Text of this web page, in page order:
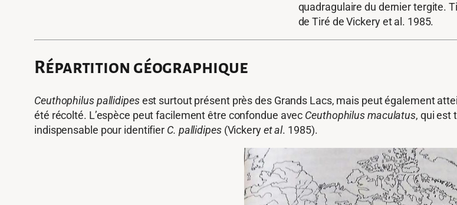
quadragulaire du dernier tergite.
de Tiré de Vickery et al. 1985.
Répartition géographique
Ceuthophilus pallidipesest surtout présent près des Grands Lacs, mais peut également
été récolté. L’espèce peut facilement être confondue avec Ceuthophilus maculatus, qui est
indispensable pour identifier C. pallidipes (Vickeryet al. 1985).